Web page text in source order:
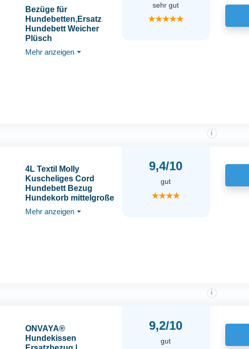
Bezüge für
Hundebetten,Ersatz
Hundebett Weicher
Plüsch
Bezug,Wasserdicht
Waschbar Abnehmbare
Mehr anzeigen ⏷
sehr gut
★★★★★
4L Textil Molly
Kuscheliges Cord
Hundebett Bezug
Hundekorb mittelgroße
Hunde Hundekissen
Hundekörbchen
Mehr anzeigen ⏷
9,4/10
i
gut
★★★★
ONVAYA®
Hundekissen
9,2/10
i
gut